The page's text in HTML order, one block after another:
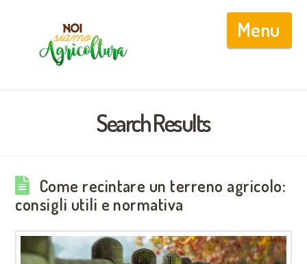
Search Results
Come recintare un terreno agricolo:
consigli utili e normativa